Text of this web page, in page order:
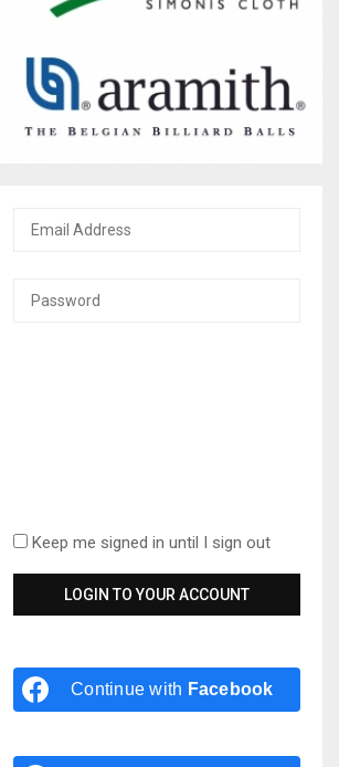
Keep me signed in until I sign out
Continue with Facebook